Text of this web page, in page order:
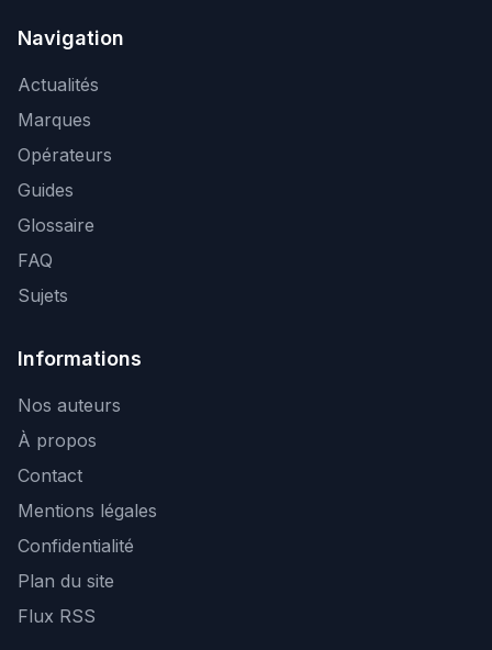
Navigation
Actualités
Marques
Opérateurs
Guides
Glossaire
FAQ
Sujets
Informations
Nos auteurs
À propos
Contact
Mentions légales
Confidentialité
Plan du site
Flux RSS